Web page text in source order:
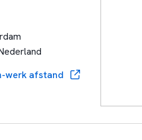
werk afstand